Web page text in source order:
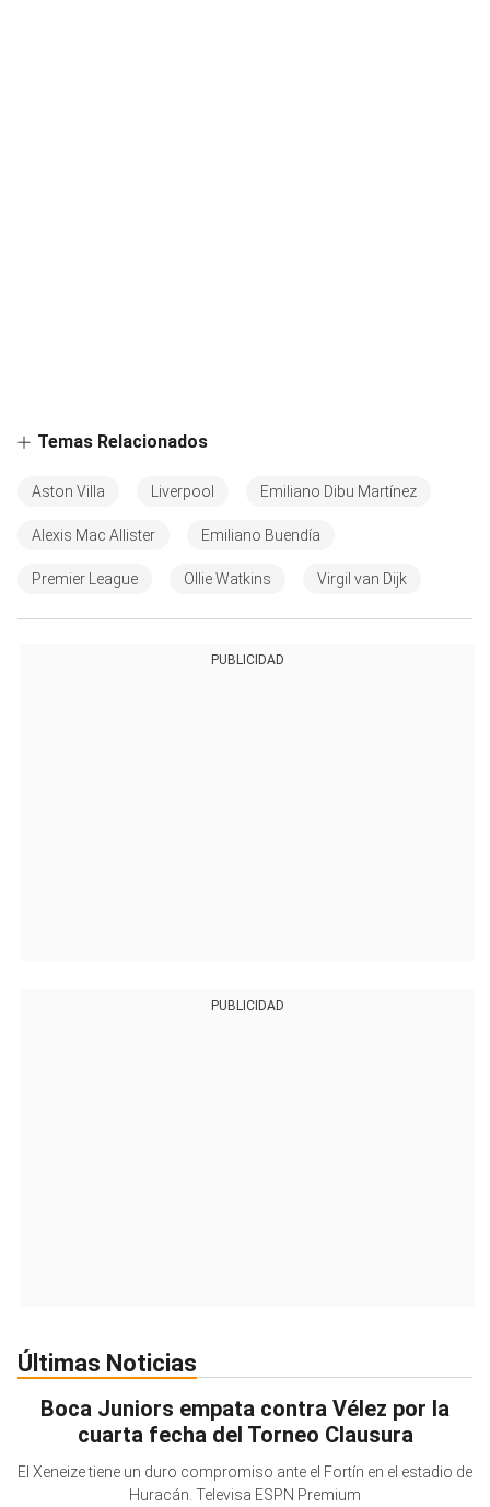
Temas Relacionados
Aston Villa Liverpool Emiliano Dibu Martínez
Alexis Mac Allister Emiliano Buendía
Premier League Ollie Watkins Virgil van Dijk
PUBLICIDAD
PUBLICIDAD
Últimas Noticias
Boca Juniors empata contra Vélez por la
cuarta fecha del Torneo Clausura
El Xeneize tiene un duro compromiso ante el Fortín en el estadio de
Huracán. Televisa ESPN Premium